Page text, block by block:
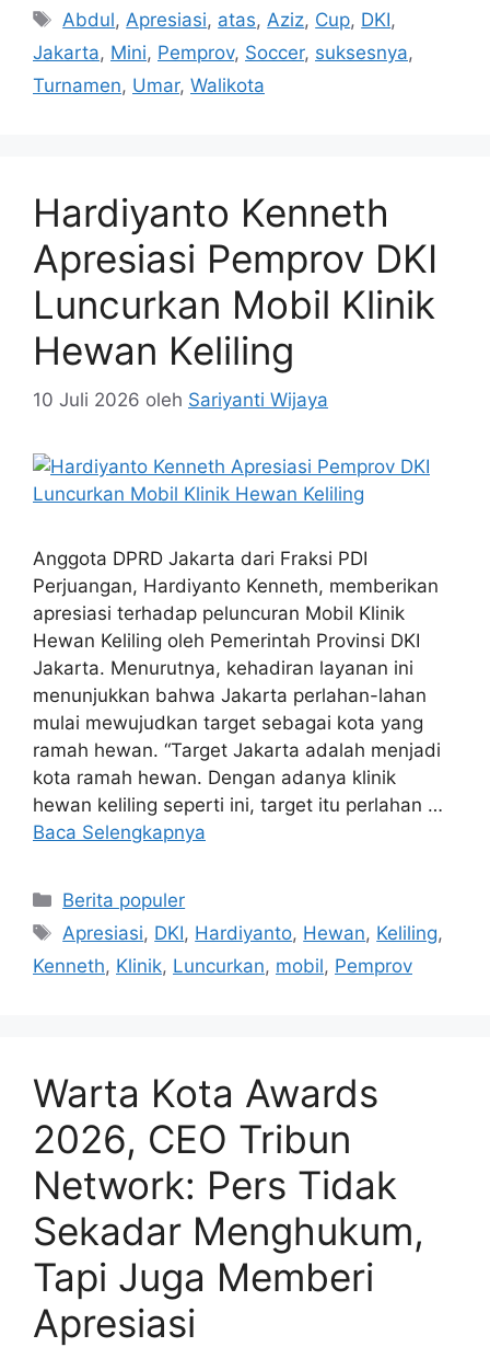
Tag
Abdul,Apresiasi, atas,Aziz, Cup, DKI,
Jakarta, Mini, Pemprov, Soccer, suksesnya,
Turnamen, Umar, Walikota
Hardiyanto Kenneth
Apresiasi Pemprov DKI
Luncurkan Mobil Klinik
Hewan Keliling
10 Juli 2026 oleh Sariyanti Wijaya
Anggota DPRD Jakarta dari Fraksi PDI
Perjuangan, Hardiyanto Kenneth, memberikan
apresiasi terhadap peluncuran Mobil Klinik
Hewan Keliling oleh Pemerintah Provinsi DKI
Jakarta. Menurutnya, kehadiran layanan ini
menunjukkan bahwa Jakarta perlahan-lahan
mulai mewujudkan target sebagai kota yang
ramah hewan. “Target Jakarta adalah menjadi
kota ramah hewan. Dengan adanya klinik
hewan keliling seperti ini, target itu perlahan …
Baca Selengkapnya
Kategori
Berita populer
Tag
Apresiasi, DKI, Hardiyanto, Hewan, Keliling,
Kenneth, Klinik, Luncurkan, mobil, Pemprov
Warta Kota Awards
2026, CEO Tribun
Network: Pers Tidak
Sekadar Menghukum,
Tapi Juga Memberi
Apresiasi